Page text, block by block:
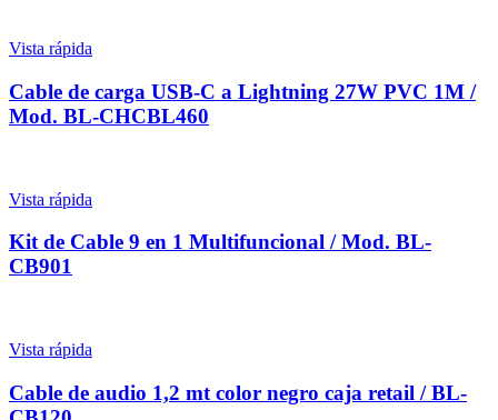
Vista rápida
Cable de carga USB-C a Lightning 27W PVC 1M /
Mod. BL-CHCBL460
Vista rápida
Kit de Cable 9 en 1 Multifuncional / Mod. BL-
CB901
Vista rápida
Cable de audio 1,2 mt color negro caja retail / BL-